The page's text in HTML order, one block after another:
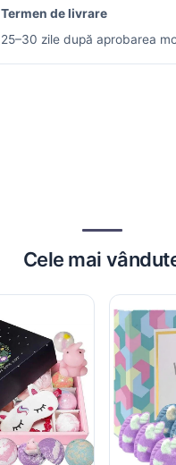
Termen de livrare
25–30 zile după aprobarea
Cele mai